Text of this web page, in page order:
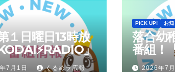
１日曜日13時放
」
7月1日 くるめラ広報
PICK UP! お知
落合幼
番組！
くトー
2026年7